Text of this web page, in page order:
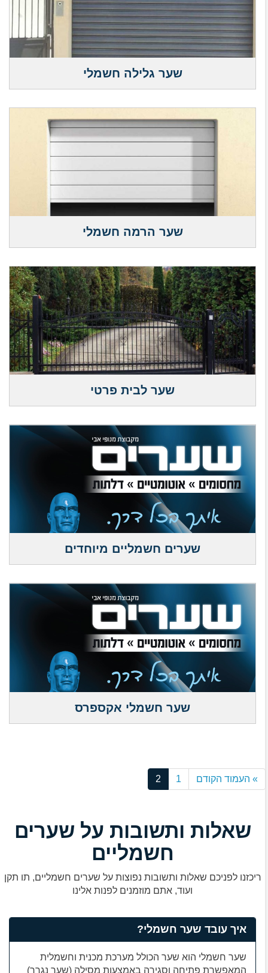
שער גלילה חשמלי
שער הרמה חשמלי
שער לבית פרטי
שערים חשמליים מיוחדים
שער חשמלי אקספרס
» העמוד הקודם 1
2
שאלות ותשובות על שערים
חשמליים
ריכזנו לפניכם שאלות ותשובות נפוצות על שערים חשמליים, תו תקן
ועוד, אתם מוזמנים לפנות אלינו
איך עובד שער חשמלי?
שער חשמלי הוא שער הכולל מערכת מכנית וחשמלית
המאפשרת פתיחה וסגירה באמצעות מסילה (שער נגרר)